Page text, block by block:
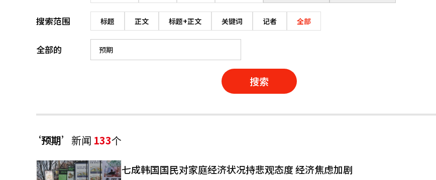
搜索范围 标题 正文 标题+正文 关键词 记者 全部
全部的
搜索
‘预期’ 新闻 133个
七成韩国国民对家庭经济状况持悲观态度 经济焦虑加剧